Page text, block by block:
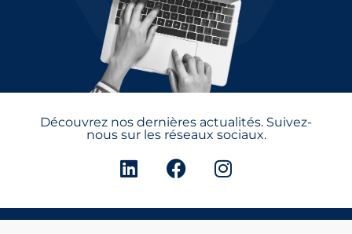
Découvrez nos dernières actualités. Suivez-
nous sur les réseaux sociaux.